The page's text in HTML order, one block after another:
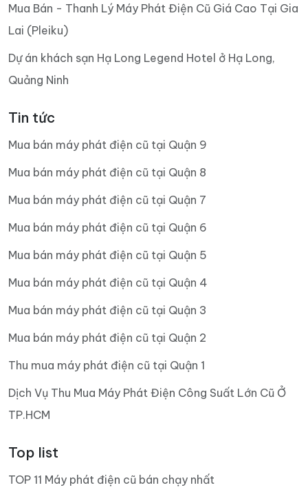
Mua Bán - Thanh Lý Máy Phát Điện Cũ Giá Cao Tại Gia
Lai (Pleiku)
Dự án khách sạn Hạ Long Legend Hotel ở Hạ Long,
Quảng Ninh
Tin tức
Mua bán máy phát điện cũ tại Quận 9
Mua bán máy phát điện cũ tại Quận 8
Mua bán máy phát điện cũ tại Quận 7
Mua bán máy phát điện cũ tại Quận 6
Mua bán máy phát điện cũ tại Quận 5
Mua bán máy phát điện cũ tại Quận 4
Mua bán máy phát điện cũ tại Quận 3
Mua bán máy phát điện cũ tại Quận 2
Thu mua máy phát điện cũ tại Quận 1
Dịch Vụ Thu Mua Máy Phát Điện Công Suất Lớn Cũ Ở
TP.HCM
Top list
TOP 11 Máy phát điện cũ bán chạy nhất